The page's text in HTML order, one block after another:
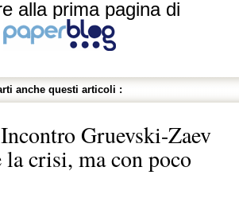
alla prima pagina di
anche questi articoli :
Gruevski-Zaev
la crisi, ma con poco